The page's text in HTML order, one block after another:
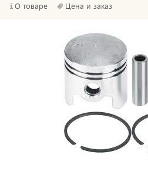
О товаре Цена и заказ